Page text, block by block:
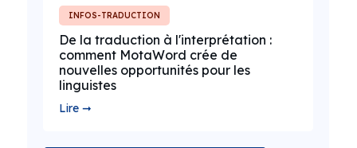
INFOS-TRADUCTION
De la traduction à l'interprétation :
comment MotaWord crée de
nouvelles opportunités pour les
linguistes
Lire ➞